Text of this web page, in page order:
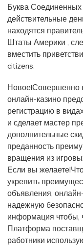
Буква
действительные
находятся
Штаты Америки ,
вместить
citizens.
Новое|Совершенно
онлайн-казино
регистрацию в
и сделает мастер
дополнительные
преданность
вращения из
Если вы
укрепить
объявления,
надежную
информация чтобы,
Платформа
работники